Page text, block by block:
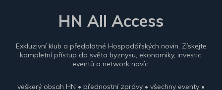
HN All Access
Exkluzivní klub a předplatné Hospodářských novin. Získejte
kompletní přístup do světa byznysu, ekonomiky, investic,
eventů a network navíc.
veškerý obsah HN • přednostní zprávy • všechny eventy •